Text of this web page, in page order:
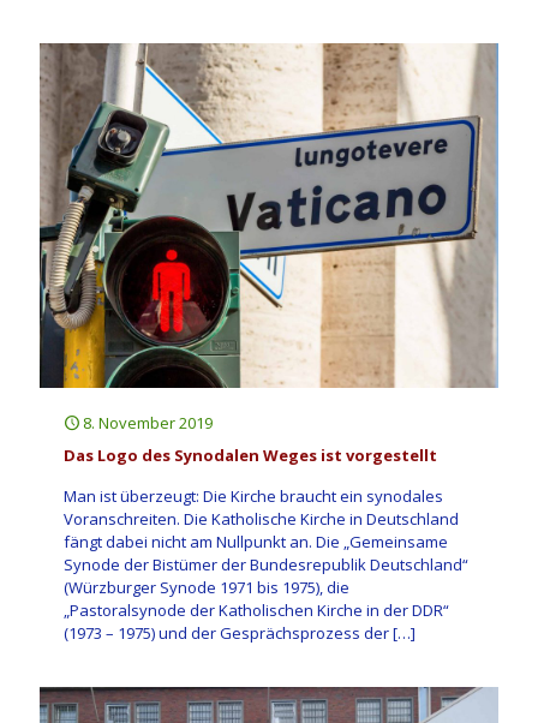
8. November 2019
Das Logo des Synodalen Weges ist vorgestellt
Man ist überzeugt: Die Kirche braucht ein synodales
Voranschreiten. Die Katholische Kirche in Deutschland
fängt dabei nicht am Nullpunkt an. Die „Gemeinsame
Synode der Bistümer der Bundesrepublik Deutschland“
(Würzburger Synode 1971 bis 1975), die
„Pastoralsynode der Katholischen Kirche in der DDR“
(1973 – 1975) und der Gesprächsprozess der[…]